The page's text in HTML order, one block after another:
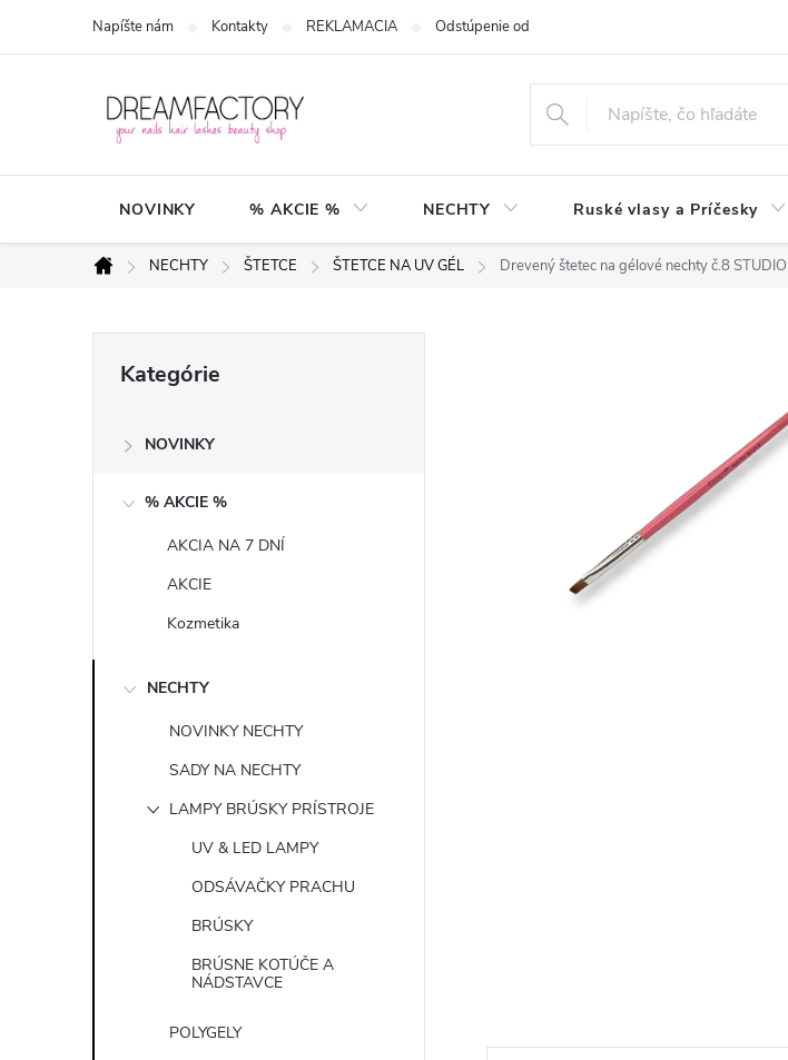
Napíšte nám Kontakty REKLAMACIA Odstúpenie od zmluvy
NOVINKY % AKCIE % NECHTY Ruské vlasy a Príčesky
Domov
NECHTY ŠTETCE ŠTETCE NA UV GÉL Drevený štetec na gélové nechty č.8 STUDIO
kategórie
Kategórie
NOVINKY
% AKCIE %
AKCIA NA 7 DNÍ
AKCIE
Kozmetika
NECHTY
NOVINKY NECHTY
SADY NA NECHTY
LAMPY BRÚSKY PRÍSTROJE
UV & LED LAMPY
ODSÁVAČKY PRACHU
BRÚSKY
BRÚSNE KOTÚČE A
NÁDSTAVCE
POLYGELY